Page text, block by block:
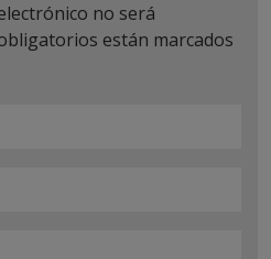
no será
están marcados